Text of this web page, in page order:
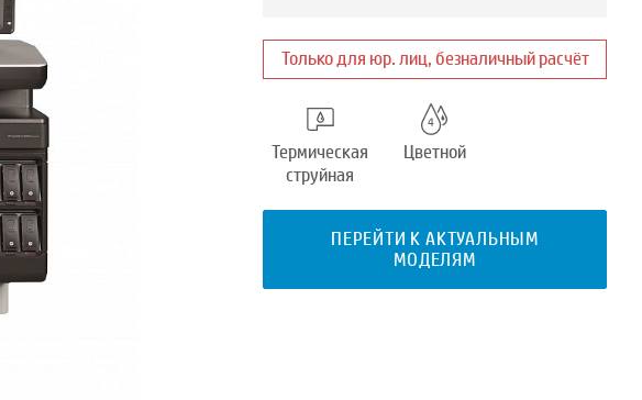
Только для юр. лиц, безналичный расчёт
Термическая
струйная
Цветной
ПЕРЕЙТИ К АКТУАЛЬНЫМ
МОДЕЛЯМ